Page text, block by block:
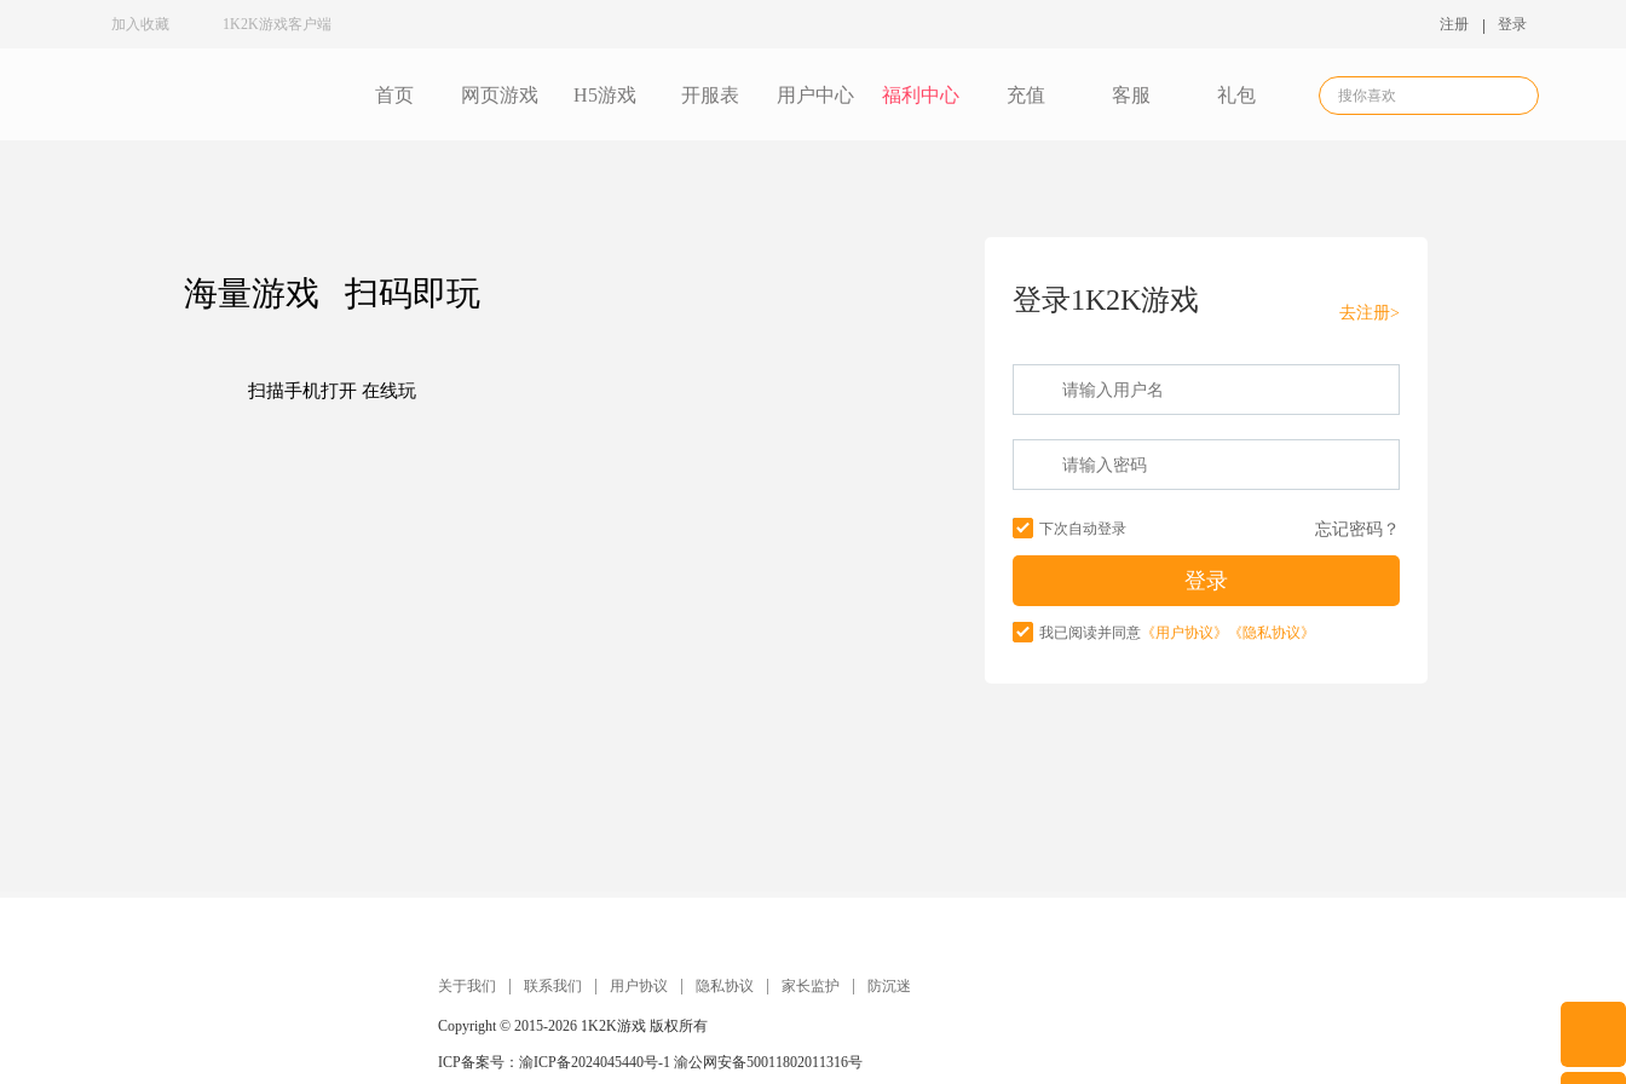
加入收藏 1K2K游戏客户端 注册 登录
首页 网页游戏 H5游戏 开服表 用户中心 福利中心 充值 客服 礼包
海量游戏 扫码即玩 登录1K2K游戏 去注册>
下次自动登录 忘记密码？
我已阅读并同意 《用户协议》 《隐私协议》
关于我们 联系我们 用户协议 隐私协议 家长监护 防沉迷
Copyright © 2015-2026 1K2K游戏 版权所有
ICP备案号： 渝ICP备2024045440号-1 渝公网安备50011802011316号